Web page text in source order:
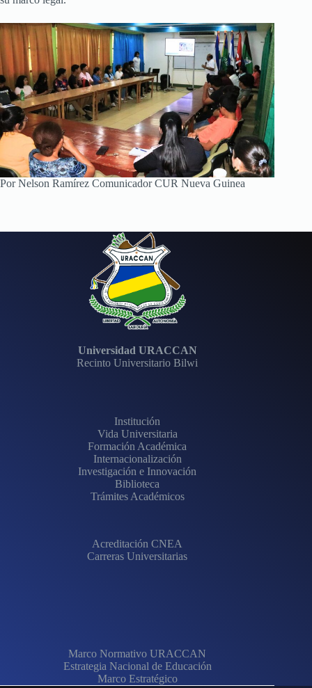
Por Nelson Ramírez Comunicador CUR Nueva Guinea
Universidad URACCAN
Recinto Universitario Bilwi
Institución
Vida Universitaria
Formación Académica
Internacionalización
Investigación e Innovación
Biblioteca
Trámites Académicos
Acreditación CNEA
Carreras Universitarias
Marco Normativo URACCAN
Estrategia Nacional de Educación
Marco Estratégico